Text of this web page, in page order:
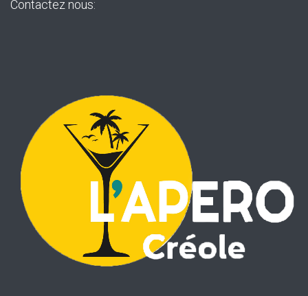
Contactez nous: